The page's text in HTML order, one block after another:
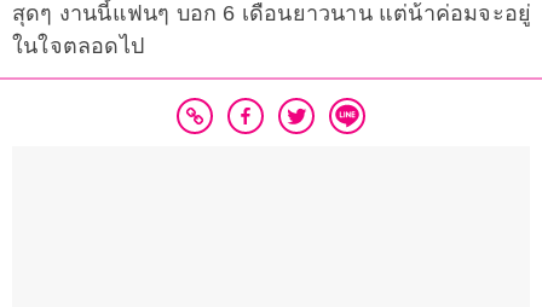
สุดๆ งานนี้แฟนๆ บอก 6 เดือนยาวนาน แต่น้าค่อมจะอยู่
ในใจตลอดไป